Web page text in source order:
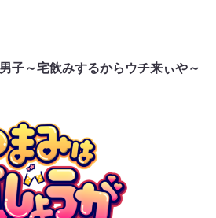
子～宅飲みするからウチ来ぃや～